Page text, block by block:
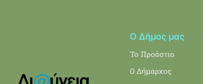
Ο Δήμος μας
Το Προάστιο
Ο Δήμαρχος